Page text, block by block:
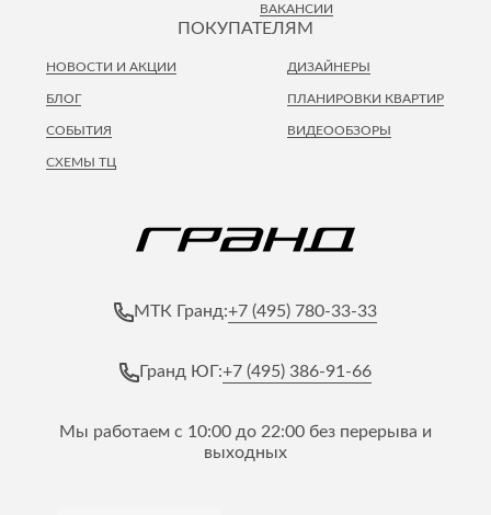
ПОКУПАТЕЛЯМ
НОВОСТИ И АКЦИИ
ПЛАНИРОВКИ КВАРТИР
ВИДЕООБЗОРЫ
БЛОГ
СОБЫТИЯ
СХЕМЫ ТЦ
ДИЗАЙНЕРЫ
ВАКАНСИИ
МТК Гранд:+7 (495) 780-33-33
Гранд ЮГ:+7 (495) 386-91-66
Мы работаем с 10:00 до 22:00 без перерыва и
выходных